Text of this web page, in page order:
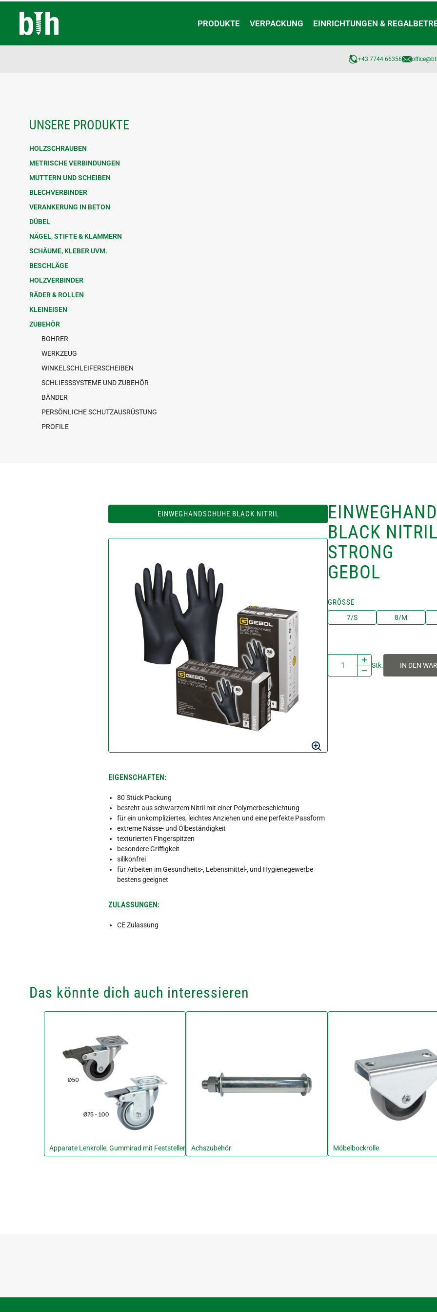
PRODUKTE VERPACKUNG EINRICHTUNGEN &
+43 7744 66356
UNSERE PRODUKTE
HOLZSCHRAUBEN
METRISCHE VERBINDUNGEN
MUTTERN UND SCHEIBEN
BLECHVERBINDER
VERANKERUNG IN BETON
DÜBEL
NÄGEL, STIFTE & KLAMMERN
SCHÄUME, KLEBER UVM.
BESCHLÄGE
HOLZVERBINDER
RÄDER & ROLLEN
KLEINEISEN
ZUBEHÖR
BOHRER
WERKZEUG
WINKELSCHLEIFERSCHEIBEN
SCHLIESSSYSTEME UND ZUBEHÖR
BÄNDER
PERSÖNLICHE SCHUTZAUSRÜSTUNG
PROFILE
EINWEGHANDSCHUHE BLACK NITRIL
EIGENSCHAFTEN:
80 Stück Packung
besteht aus schwarzem Nitril mit einer Polymerbeschichtung
für ein unkompliziertes, leichtes Anziehen und eine perfekte Passform
extreme Nässe- und Ölbeständigkeit
texturierten Fingerspitzen
besondere Griffigkeit
silikonfrei
für Arbeiten im Gesundheits-, Lebensmittel-, und Hygienegewerbe
bestens geeignet
ZULASSUNGEN:
CE Zulassung
BLACK
STRONG
GEBOL
GRÖSSE
7/S 8/M
Stk. IN DEN
Das könnte dich auch interessieren
Apparate Lenkrolle, Gummirad mit Feststeller Achszubehör Möbelbockrolle